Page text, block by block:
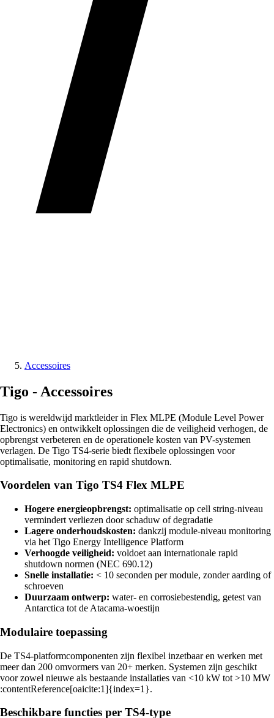
Accessoires
Tigo - Accessoires
Tigo is wereldwijd marktleider in Flex MLPE (Module Level Power
Electronics) en ontwikkelt oplossingen die de veiligheid verhogen, de
opbrengst verbeteren en de operationele kosten van PV-systemen
verlagen. De Tigo TS4-serie biedt flexibele oplossingen voor
optimalisatie, monitoring en rapid shutdown.
Voordelen van Tigo TS4 Flex MLPE
Hogere energieopbrengst: optimalisatie op cell string-niveau
vermindert verliezen door schaduw of degradatie
Lagere onderhoudskosten: dankzij module-niveau monitoring
via het Tigo Energy Intelligence Platform
Verhoogde veiligheid: voldoet aan internationale rapid
shutdown normen (NEC 690.12)
Snelle installatie: < 10 seconden per module, zonder aarding of
schroeven
Duurzaam ontwerp: water- en corrosiebestendig, getest van
Antarctica tot de Atacama-woestijn
Modulaire toepassing
De TS4-platformcomponenten zijn flexibel inzetbaar en werken met
meer dan 200 omvormers van 20+ merken. Systemen zijn geschikt
voor zowel nieuwe als bestaande installaties van <10 kW tot >10 MW​
:contentReference[oaicite:1]{index=1}.
Beschikbare functies per TS4-type